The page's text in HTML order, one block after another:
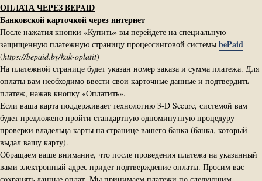
ОПЛАТА ЧЕРЕЗ BEPAID
Банковской карточкой через интернет
После нажатия кнопки «Купить» вы перейдете на специальную
защищенную платежную страницу процессинговой системы bePaid
(https://bepaid.by/kak-oplatit)
На платежной странице будет указан номер заказа и сумма платежа. Для
оплаты вам необходимо ввести свои карточные данные и подтвердить
платеж, нажав кнопку «Оплатить».
Если ваша карта поддерживает технологию 3-D Secure, системой вам
будет предложено пройти стандартную одноминутную процедуру
проверки владельца карты на странице вашего банка (банка, который
выдал вашу карту).
Обращаем ваше внимание, что после проведения платежа на указанный
вами электронный адрес придет подтверждение оплаты. Просим вас